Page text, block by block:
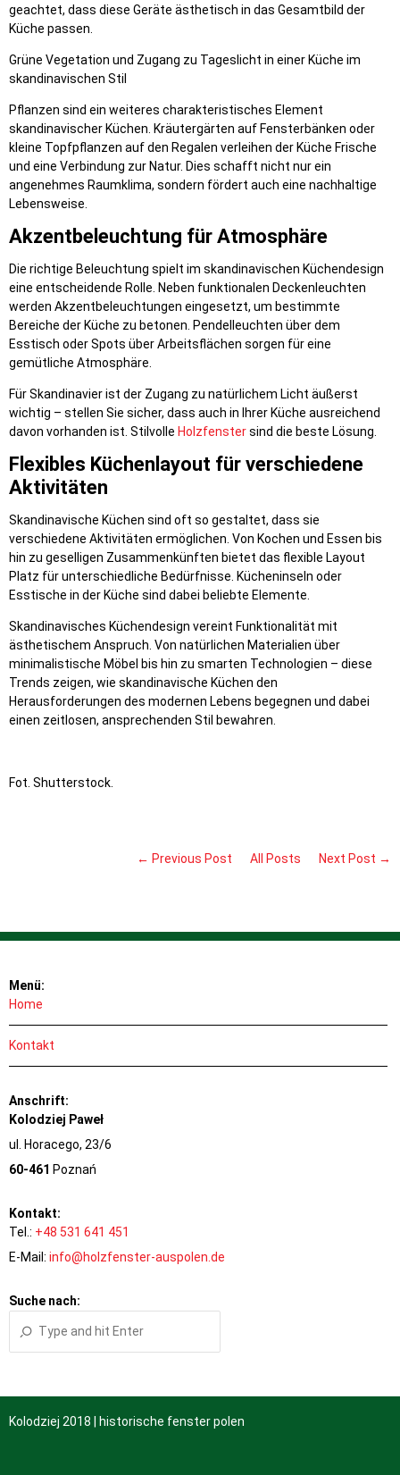
geachtet, dass diese Geräte ästhetisch in das Gesamtbild der
Küche passen.
Grüne Vegetation und Zugang zu Tageslicht in einer Küche im
skandinavischen Stil
Pflanzen sind ein weiteres charakteristisches Element
skandinavischer Küchen. Kräutergärten auf Fensterbänken oder
kleine Topfpflanzen auf den Regalen verleihen der Küche Frische
und eine Verbindung zur Natur. Dies schafft nicht nur ein
angenehmes Raumklima, sondern fördert auch eine nachhaltige
Lebensweise.
Akzentbeleuchtung für Atmosphäre
Die richtige Beleuchtung spielt im skandinavischen Küchendesign
eine entscheidende Rolle. Neben funktionalen Deckenleuchten
werden Akzentbeleuchtungen eingesetzt, um bestimmte
Bereiche der Küche zu betonen. Pendelleuchten über dem
Esstisch oder Spots über Arbeitsflächen sorgen für eine
gemütliche Atmosphäre.
Für Skandinavier ist der Zugang zu natürlichem Licht äußerst
wichtig – stellen Sie sicher, dass auch in Ihrer Küche ausreichend
davon vorhanden ist. Stilvolle Holzfenstersind die beste Lösung.
Flexibles Küchenlayout für verschiedene
Aktivitäten
Skandinavische Küchen sind oft so gestaltet, dass sie
verschiedene Aktivitäten ermöglichen. Von Kochen und Essen bis
hin zu geselligen Zusammenkünften bietet das flexible Layout
Platz für unterschiedliche Bedürfnisse. Kücheninseln oder
Esstische in der Küche sind dabei beliebte Elemente.
Skandinavisches Küchendesign vereint Funktionalität mit
ästhetischem Anspruch. Von natürlichen Materialien über
minimalistische Möbel bis hin zu smarten Technologien – diese
Trends zeigen, wie skandinavische Küchen den
Herausforderungen des modernen Lebens begegnen und dabei
einen zeitlosen, ansprechenden Stil bewahren.
Fot. Shutterstock.
← Previous Post All Posts Next Post →
Menü:
Home
Kontakt
Anschrift:
Kolodziej Paweł
ul. Horacego, 23/6
60-461 Poznań
Kontakt:
Tel.: +48 531 641 451
E-Mail: info@holzfenster-auspolen.de
Suche nach:
Kolodziej 2018 | historische fenster polen